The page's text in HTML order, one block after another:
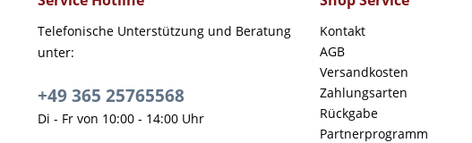
Telefonische Unterstützung und Beratung
unter:
+49 365 25765568
Di - Fr von 10:00 - 14:00 Uhr
Kontakt
AGB
Versandkosten
Zahlungsarten
Rückgabe
Partnerprogramm